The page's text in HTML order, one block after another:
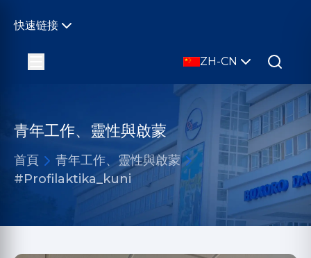
快速链接
ZH-CN
青年工作、靈性與啟蒙
首頁
青年工作、靈性與啟蒙
#Profilaktika_kuni